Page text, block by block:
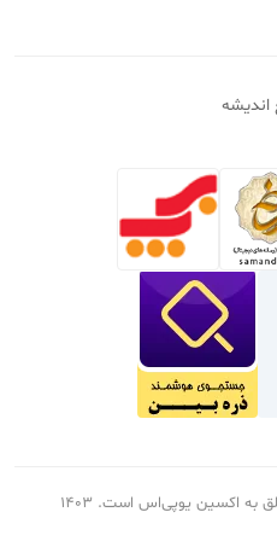
اندیشه
به اکسین یوپی‌اس است. ۱۴۰۳